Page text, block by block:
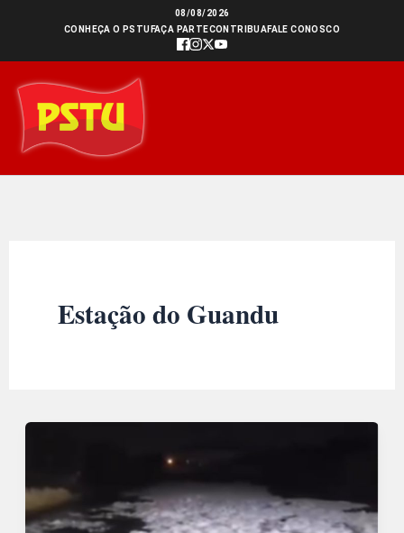
conteúdo
08/08/2026
CONHEÇA O PSTU FAÇA PARTECONTRIBUAFALE CONOSCO
Estação do Guandu